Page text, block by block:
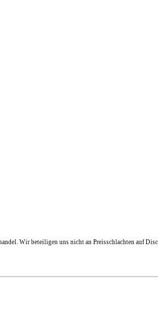
Wir beteiligen uns nicht an Preisschlachten auf